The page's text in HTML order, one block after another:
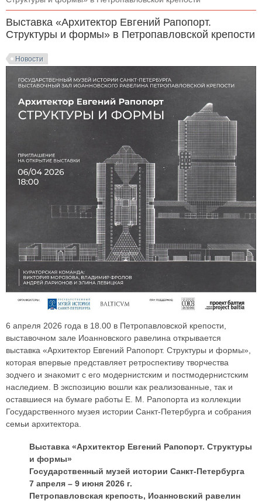
Выставка «Архитектор Евгений Рапопорт.
Структуры и формы» в Петропавловской крепости
Новости
6 апреля 2026 года в 18.00 в Петропавловской крепости,
выставочном зале Иоанновского равелина открывается
выставка «Архитектор Евгений Рапопорт. Структуры и формы»,
которая впервые представляет ретроспективу творчества
зодчего и знакомит с его модернистским и постмодернистским
наследием. В экспозицию вошли как реализованные, так и
оставшиеся на бумаге работы Е. М. Рапопорта из коллекции
Государственного музея истории Санкт-Петербурга и собрания
семьи архитектора.
Выставка «Архитектор Евгений Рапопорт. Структуры
и формы»
Государственный музей истории Санкт-Петербурга
7 апреля – 9 июня 2026 г.
Петропавловская крепость, Иоанновский равелин